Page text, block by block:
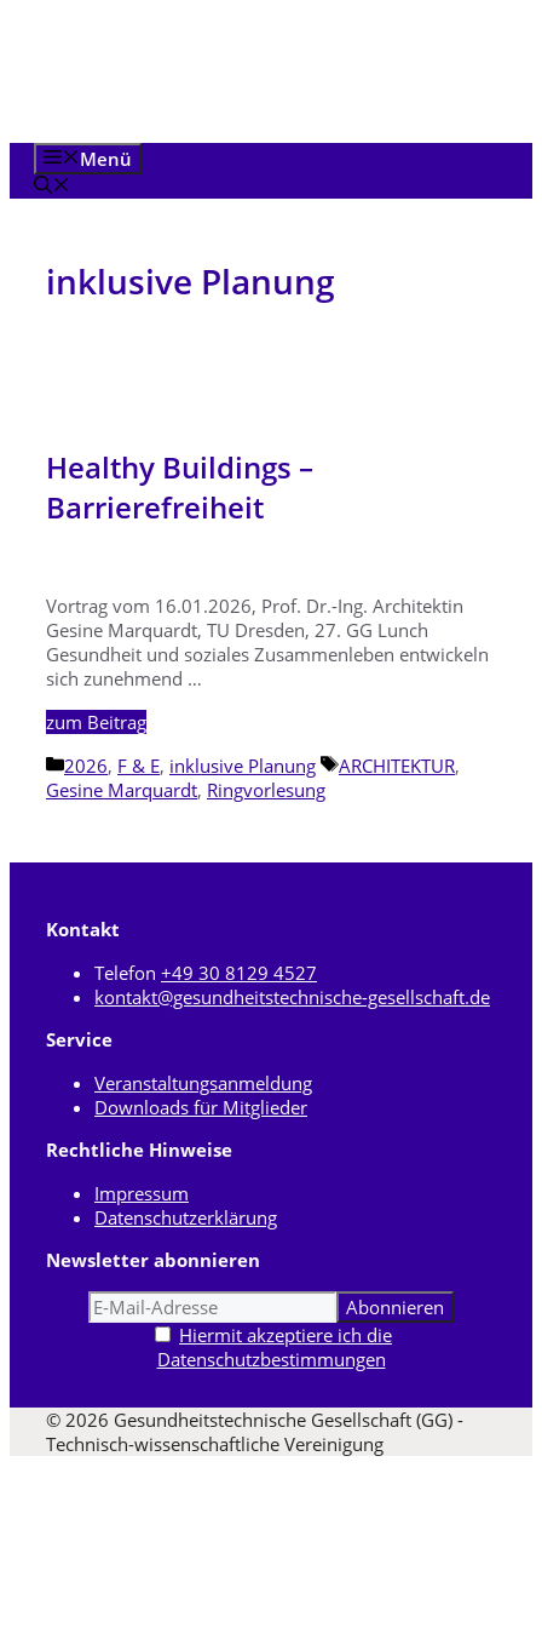
Menü
inklusive Planung
Healthy Buildings –
Barrierefreiheit
Vortrag vom 16.01.2026, Prof. Dr.-Ing. Architektin
Gesine Marquardt, TU Dresden, 27. GG Lunch
Gesundheit und soziales Zusammenleben entwickeln
sich zunehmend …
zum Beitrag
Kategorien
2026, F & E, inklusive Planung Schlagwörter
ARCHITEKTUR,
Gesine Marquardt, Ringvorlesung
Kontakt
Telefon +49 30 8129 4527
kontakt@gesundheitstechnische-gesellschaft.de
Service
Veranstaltungsanmeldung
Downloads für Mitglieder
Rechtliche Hinweise
Impressum
Datenschutzerklärung
Newsletter abonnieren
Hiermit akzeptiere ich die
Datenschutzbestimmungen
© 2026 Gesundheitstechnische Gesellschaft (GG) -
Technisch-wissenschaftliche Vereinigung